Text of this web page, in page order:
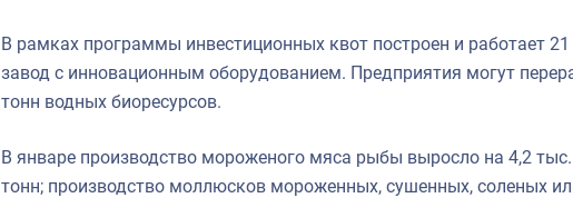
В рамках программы инвестиционных квот построен и работает
завод с инновационным оборудованием. Предприятия могут
тонн водных биоресурсов.
В январе производство мороженого мяса рыбы выросло на 4,2
тонн; производство моллюсков мороженных, сушенных, соленых